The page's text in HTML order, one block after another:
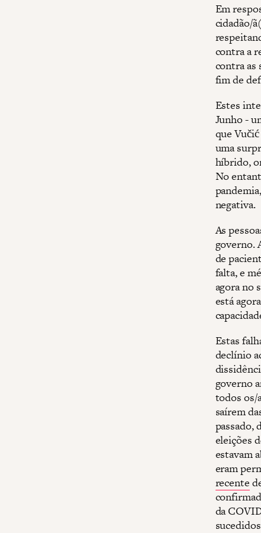
Em
cidadão/
contra a
contra as
fim de
Estes
Junho -
que
uma
híbrido,
No
negativa.
As
governo.
de
falta, e
agora no
está
Estas
declínio
governo
todos os/
saírem
passado,
eleições
estavam
eram
recente
da